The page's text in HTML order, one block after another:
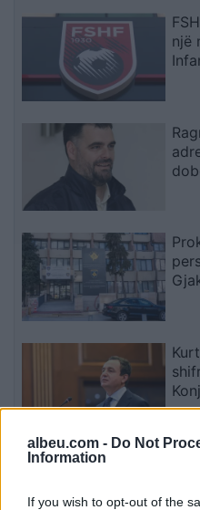
albeu.com - Do Not
Information
If you wish to opt-out of the
një